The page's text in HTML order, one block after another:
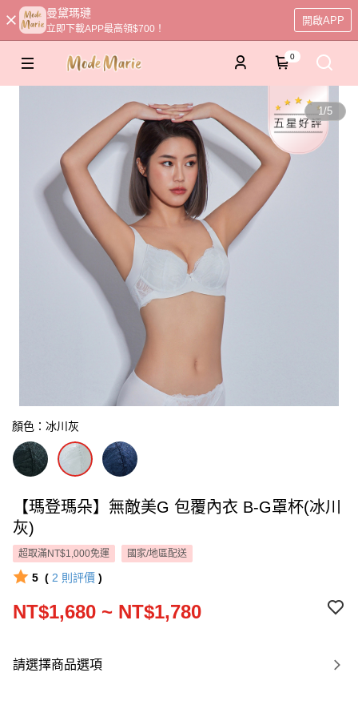
曼黛瑪璉
立即下載APP最高領$700！
開啟APP
0
1/5
顏色：冰川灰
【瑪登瑪朵】無敵美G 包覆內衣 B-G罩杯(冰川
灰)
超取滿NT$1,000免運 國家/地區配送
5 ( 2 則評價 )
NT$1,680 ~ NT$1,780
請選擇商品選項